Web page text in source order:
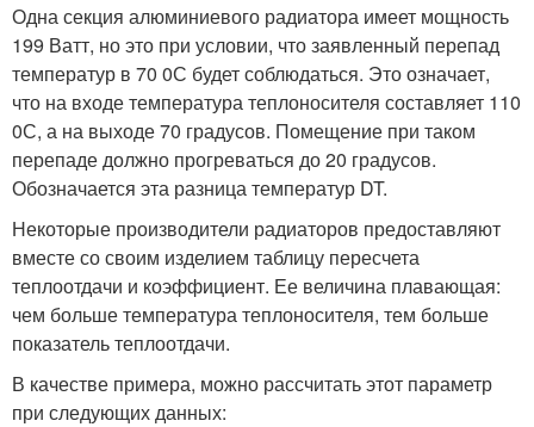
Одна секция алюминиевого радиатора имеет мощность
199 Ватт, но это при условии, что заявленный перепад
температур в 70 0С будет соблюдаться. Это означает,
что на входе температура теплоносителя составляет 110
0С, а на выходе 70 градусов. Помещение при таком
перепаде должно прогреваться до 20 градусов.
Обозначается эта разница температур DT.
Некоторые производители радиаторов предоставляют
вместе со своим изделием таблицу пересчета
теплоотдачи и коэффициент. Ее величина плавающая:
чем больше температура теплоносителя, тем больше
показатель теплоотдачи.
В качестве примера, можно рассчитать этот параметр
при следующих данных: